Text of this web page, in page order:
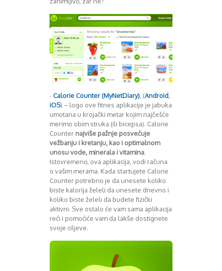
-Calorie Counter (MyNetDiary) , (Android
iOS) – logo ove fitnes aplikacije je jabuka
umotana u krojački metar kojim najčešće
merimo obim struka (ili bicepsa). Calorie
Counter najviše pažnje posvećuje
vežbanju i kretanju, kao i optimalnom
unosu vode, minerala i vitamina.
Istovremeno, ova aplikacija, vodi računa
o vašim merama. Kada startujete Calorie
Counter potrebno je da unesete koliko
biste kalorija želeli da unesete dnevno i
koliko biste želeli da budete fizički
aktivni. Sve ostalo će vam sama aplikacija
reći i pomoćiće vam da lakše dostignete
svoje ciljeve.